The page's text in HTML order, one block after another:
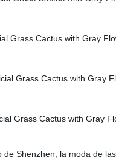
de Shenzhen, la moda de